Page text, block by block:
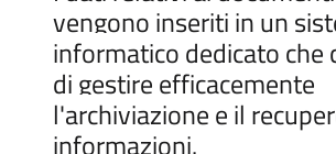
vengono inseriti in un
informatico dedicato che
di gestire efficacemente
l'archiviazione e il
informazioni.